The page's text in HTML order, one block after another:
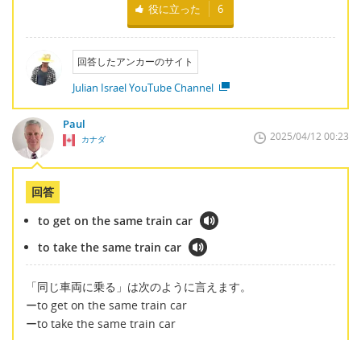
役に立った 6
回答したアンカーのサイト
Julian Israel YouTube Channel
Paul
カナダ 2025/04/12 00:23
回答
to get on the same train car
to take the same train car
「同じ車両に乗る」は次のように言えます。
ーto get on the same train car
ーto take the same train car